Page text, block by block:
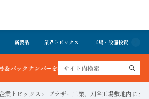
新製品 業界トピックス 工場・設備投資
バーを無料で公開中 詳細はこちら
業トピックス ブラザー工業、刈谷工場敷地内にテ